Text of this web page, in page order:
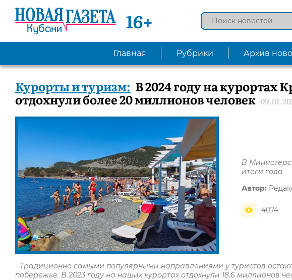
16+
Главная Рубрики Архив
Курорты и туризм: В 2024 году на курортах
отдохнули более 20 миллионов человек
В
итоги года
Автор:
4074
- Традиционно самыми популярными направлениями у туристов
побережье. В 2023 году на наших курортах отдохнули 18,6 миллионов